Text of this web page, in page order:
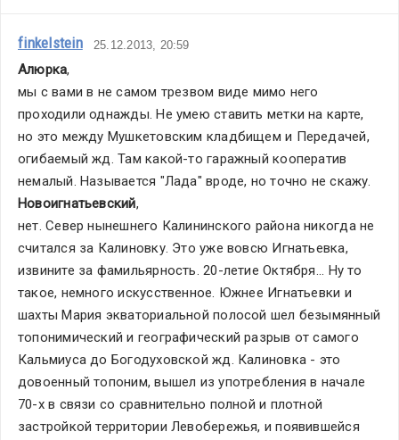
finkelstein 25.12.2013, 20:59
Алюрка,
мы с вами в не самом трезвом виде мимо него
проходили однажды. Не умею ставить метки на карте,
но это между Мушкетовским кладбищем и Передачей,
огибаемый жд. Там какой-то гаражный кооператив
немалый. Называется "Лада" вроде, но точно не скажу.
Новоигнатьевский,
нет. Север нынешнего Калининского района никогда не
считался за Калиновку. Это уже вовсю Игнатьевка,
извините за фамильярность. 20-летие Октября... Ну то
такое, немного искусственное. Южнее Игнатьевки и
шахты Мария экваториальной полосой шел безымянный
топонимический и географический разрыв от самого
Кальмиуса до Богодуховской жд. Калиновка - это
довоенный топоним, вышел из употребления в начале
70-х в связи со сравнительно полной и плотной
застройкой территории Левобережья, и появившейся